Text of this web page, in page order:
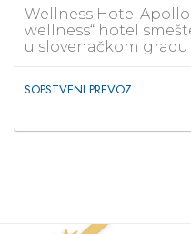
Wellness Hotel
wellness“ hotel
u slovenačkom
SOPSTVENI PREVOZ